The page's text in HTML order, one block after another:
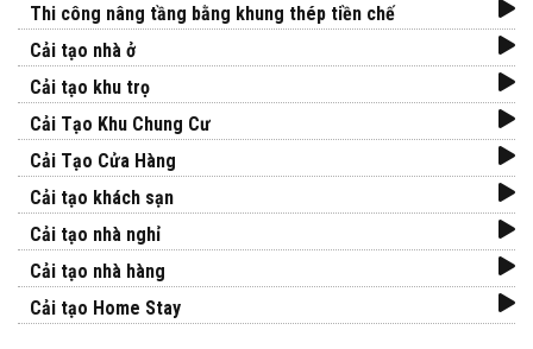
Thi công nâng tầng bằng khung thép tiền chế
Cải tạo nhà ở
Cải tạo khu trọ
Cải Tạo Khu Chung Cư
Cải Tạo Cửa Hàng
Cải tạo khách sạn
Cải tạo nhà nghỉ
Cải tạo nhà hàng
Cải tạo Home Stay